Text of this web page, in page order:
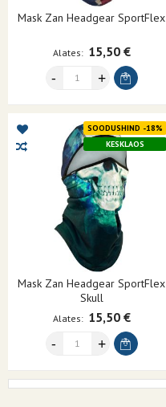
Mask Zan Headgear SportFlex
Alates 15,50 €
SOODUSHIND -18%
KESKLAOS
Mask Zan Headgear SportFlex
Skull
Alates 15,50 €